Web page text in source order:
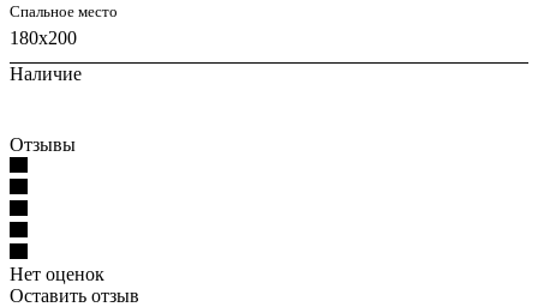
Спальное место
180x200
Наличие
Отзывы
Нет оценок
Оставить отзыв